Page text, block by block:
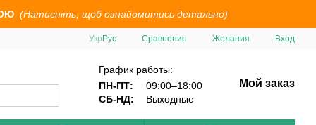
(Натисніть, щоб ознайомитись детально)
Укр Рус Сравнение Желания Вход
График работы:
ПН-ПТ:
09:00–18:00
СБ-НД:
Выходные
Мой заказ